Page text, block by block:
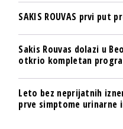
SAKIS ROUVAS prvi put
Sakis Rouvas dolazi u
otkrio kompletan
Leto bez neprijatnih
prve simptome urinarne